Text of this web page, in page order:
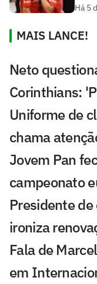
Há 5
MAIS LANCE!
Neto
Corinthians:
Uniforme de
chama
Jovem Pan
campeonato
Presidente
ironiza
Fala de
em